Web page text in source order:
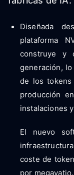
Diseñada
plataforma
construye y
generación,
de los
producción
instalaciones
El nuevo
coste de
por megavatio.